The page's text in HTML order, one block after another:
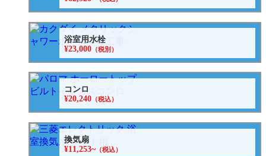
浴室用水栓
¥23,000 （税別）
コンロ
¥20,240 （税込）
換気扇
¥11,253~（税込）